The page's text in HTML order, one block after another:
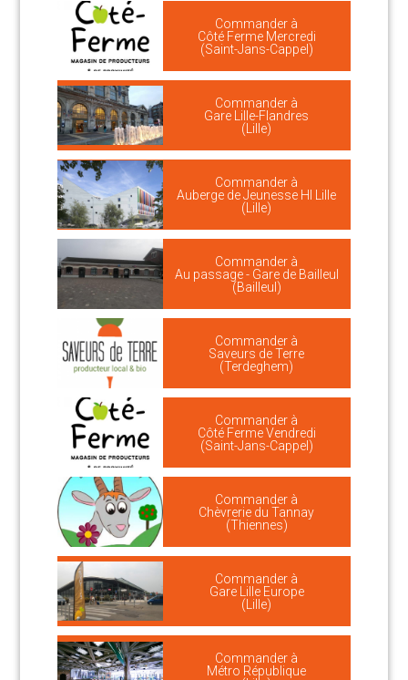
Commander à
Côté Ferme Mercredi
(Saint-Jans-Cappel)
Commander à
Gare Lille-Flandres
(Lille)
Commander à
Auberge de Jeunesse HI Lille
(Lille)
Commander à
Au passage - Gare de Bailleul
(Bailleul)
Commander à
Saveurs de Terre
(Terdeghem)
Commander à
Côté Ferme Vendredi
(Saint-Jans-Cappel)
Commander à
Chèvrerie du Tannay
(Thiennes)
Commander à
Gare Lille Europe
(Lille)
Commander à
Métro République